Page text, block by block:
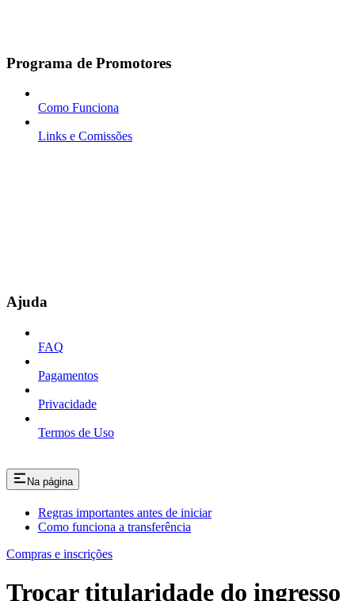
Programa de Promotores
Como Funciona
Links e Comissões
Ajuda
FAQ
Pagamentos
Privacidade
Termos de Uso
Na página
Regras importantes antes de iniciar
Como funciona a transferência
Compras e inscrições
Trocar titularidade do ingresso